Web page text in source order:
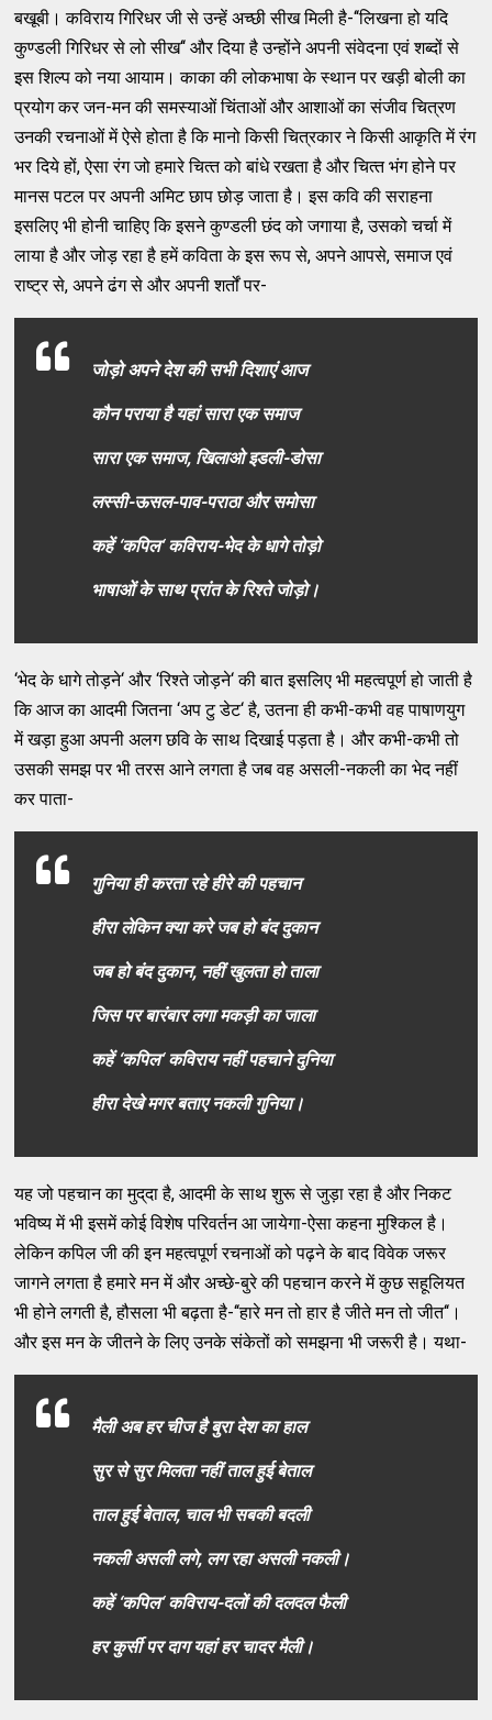
बखूबी। कविराय गिरिधर जी से उन्‍हें अच्‍छी सीख मिली है-‘‘लिखना हो यदि
कुण्‍डली गिरिधर से लो सीख‘‘ और दिया है उन्‍होंने अपनी संवेदना एवं शब्दों से
इस शिल्प को नया आयाम। काका की लोकभाषा के स्‍थान पर खड़ी बोली का
प्रयोग कर जन-मन की समस्‍याओं चिंताओं और आशाओं का संजीव चित्रण
उनकी रचनाओं में ऐसे होता है कि मानो किसी चित्रकार ने किसी आकृति में रंग
भर दिये हों, ऐसा रंग जो हमारे चित्‍त को बांधे रखता है और चित्‍त भंग होने पर
मानस पटल पर अपनी अमिट छाप छोड़ जाता है। इस कवि की सराहना
इसलिए भी होनी चाहिए कि इसने कुण्‍डली छंद को जगाया है, उसको चर्चा में
लाया है और जोड़ रहा है हमें कविता के इस रूप से, अपने आपसे, समाज एवं
राष्ट्र से, अपने ढंग से और अपनी शर्तों पर-
जोड़ो अपने देश की सभी दिशाएं आज
कौन पराया है यहां सारा एक समाज
सारा एक समाज, खिलाओ इडली-डोसा
लस्‍सी-ऊसल-पाव-पराठा और समोसा
कहें ‘कपिल‘ कविराय-भेद के धागे तोड़ो
भाषाओं के साथ प्रांत के रिश्ते जोड़ो।
‘भेद के धागे तोड़ने‘ और ‘रिश्ते जोड़ने‘ की बात इसलिए भी महत्‍वपूर्ण हो जाती है
कि आज का आदमी जितना ‘अप टु डेट‘ है, उतना ही कभी-कभी वह पाषाणयुग
में खड़ा हुआ अपनी अलग छवि के साथ दिखाई पड़ता है। और कभी-कभी तो
उसकी समझ पर भी तरस आने लगता है जब वह असली-नकली का भेद नहीं
कर पाता-
गुनिया ही करता रहे हीरे की पहचान
हीरा लेकिन क्‍या करे जब हो बंद दुकान
जब हो बंद दुकान, नहीं खुलता हो ताला
जिस पर बारंबार लगा मकड़ी का जाला
कहें ‘कपिल‘ कविराय नहीं पहचाने दुनिया
हीरा देखे मगर बताए नकली गुनिया।
यह जो पहचान का मुद्‌दा है, आदमी के साथ शुरू से जुड़ा रहा है और निकट
भविष्य में भी इसमें कोई विशेष परिवर्तन आ जायेगा-ऐसा कहना मुश्किल है।
लेकिन कपिल जी की इन महत्‍वपूर्ण रचनाओं को पढ़ने के बाद विवेक जरूर
जागने लगता है हमारे मन में और अच्‍छे-बुरे की पहचान करने में कुछ सहूलियत
भी होने लगती है, हौसला भी बढ़ता है-‘‘हारे मन तो हार है जीते मन तो जीत‘‘।
और इस मन के जीतने के लिए उनके संकेतों को समझना भी जरूरी है। यथा-
मैली अब हर चीज है बुरा देश का हाल
सुर से सुर मिलता नहीं ताल हुई बेताल
ताल हुई बेताल, चाल भी सबकी बदली
नकली असली लगे, लग रहा असली नकली।
कहें ‘कपिल‘ कविराय-दलों की दलदल फैली
हर कुर्सी पर दाग यहां हर चादर मैली।